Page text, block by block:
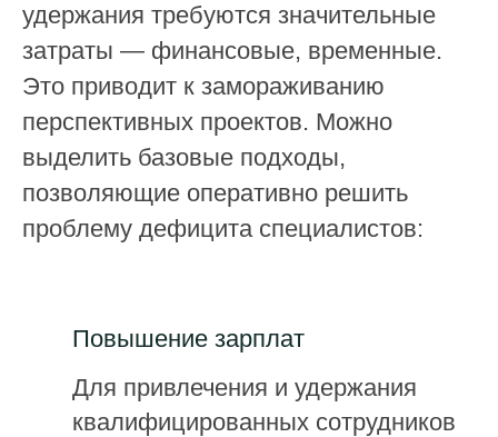
удержания требуются значительные
затраты — финансовые, временные.
Это приводит к замораживанию
перспективных проектов. Можно
выделить базовые подходы,
позволяющие оперативно решить
проблему дефицита специалистов:
Повышение зарплат
Для привлечения и удержания
квалифицированных сотрудников